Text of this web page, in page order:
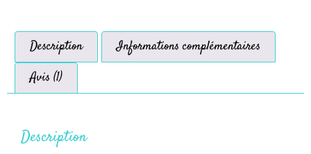
Description
Informations complémentaires
Avis (1)
Description